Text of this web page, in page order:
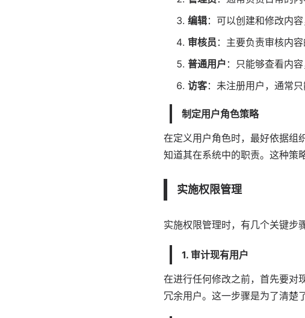
编辑：可以创建和修改内
审核员 ：主要负责审核内
普通用户 ：只能够查看内
访客：未注册用户，通常只
制定用户角色策略
在定义用户角色时，最好依据组
知道其在系统中的职责。这种策
实施权限管理
实施权限管理时，有几个关键步
1. 审计现有用户
在进行任何修改之前，首先要对
冗余用户。这一步骤是为了清楚